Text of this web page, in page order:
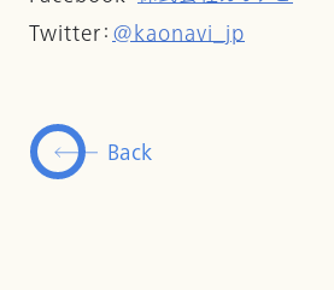
Twitter：@kaonavi_jp
Back